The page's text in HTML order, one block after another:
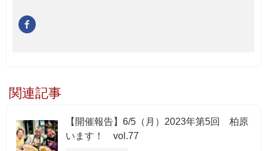
関連記事
【開催報告】6/5（月）2023年第5回 柏原
います！ vol.77